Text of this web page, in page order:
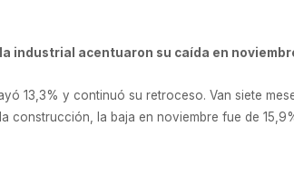
industrial acentuaron su caída en
13,3% y continuó su retroceso. Van siete
construcción, la baja en noviembre fue de